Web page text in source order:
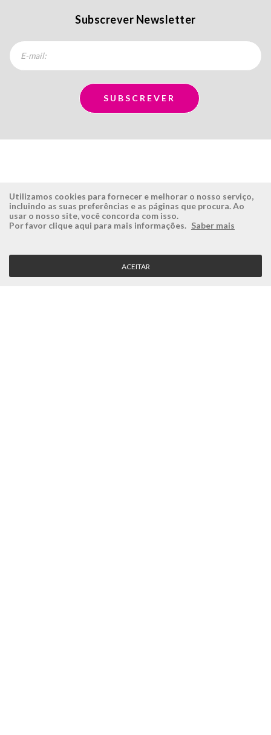
Subscrever Newsletter
ÉSISTEMAS
Empresa
Visão, Missão e Valores
ÁREA RESERVADA
Login
Recuperar Password
Utilizamos cookies para fornecer e melhorar o nosso serviço,
incluindo as suas preferências e as páginas que procura. Ao
usar o nosso site, você concorda com isso.
Por favor clique aqui para mais informações. Saber mais
ACEITAR